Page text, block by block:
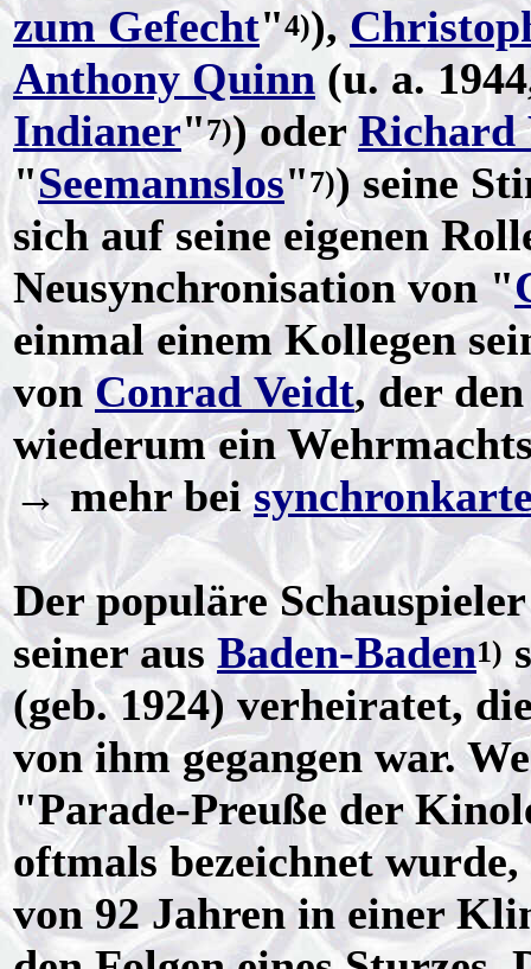
zum Gefecht"4)),
Anthony Quinn (u. a.
Indianer"7)) oder
"Seemannslos"7)) seine
sich auf seine eigenen
Neusynchronisation von "
einmal einem Kollegen
von Conrad Veidt, der
wiederum ein
→ mehr bei
Der populäre
seiner aus Baden-Baden1)
(geb. 1924) verheiratet,
von ihm gegangen war.
"Parade-Preuße der
oftmals bezeichnet
von 92 Jahren in einer